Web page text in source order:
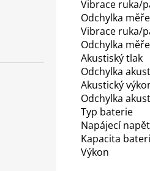
Vibrace ruka/
Odchylka
Vibrace ruka/
Odchylka
Akustiský tlak
Odchylka
Akustický
Odchylka
Typ baterie
Napájecí
Kapacita
Výkon